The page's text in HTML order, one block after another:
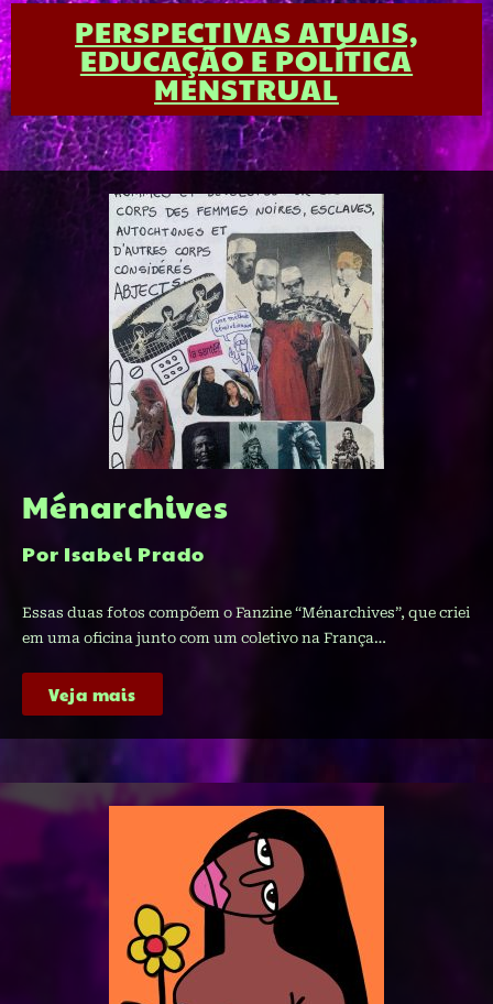
PERSPECTIVAS ATUAIS,
EDUCAÇÃO E POLÍTICA
MENSTRUAL
Ménarchives
Por Isabel Prado
Essas duas fotos compõem o Fanzine “Ménarchives”, que criei
em uma oficina junto com um coletivo na França…
Veja mais